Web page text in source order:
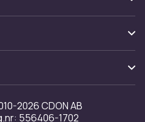
2026 CDON AB
556406-1702